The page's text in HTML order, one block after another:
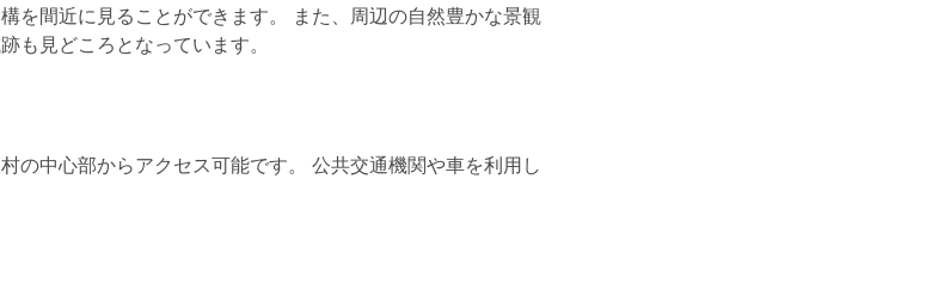
を間近に見ることができます。 また、周辺の自然豊かな景観
も見どころとなっています。
の中心部からアクセス可能です。 公共交通機関や車を利用し